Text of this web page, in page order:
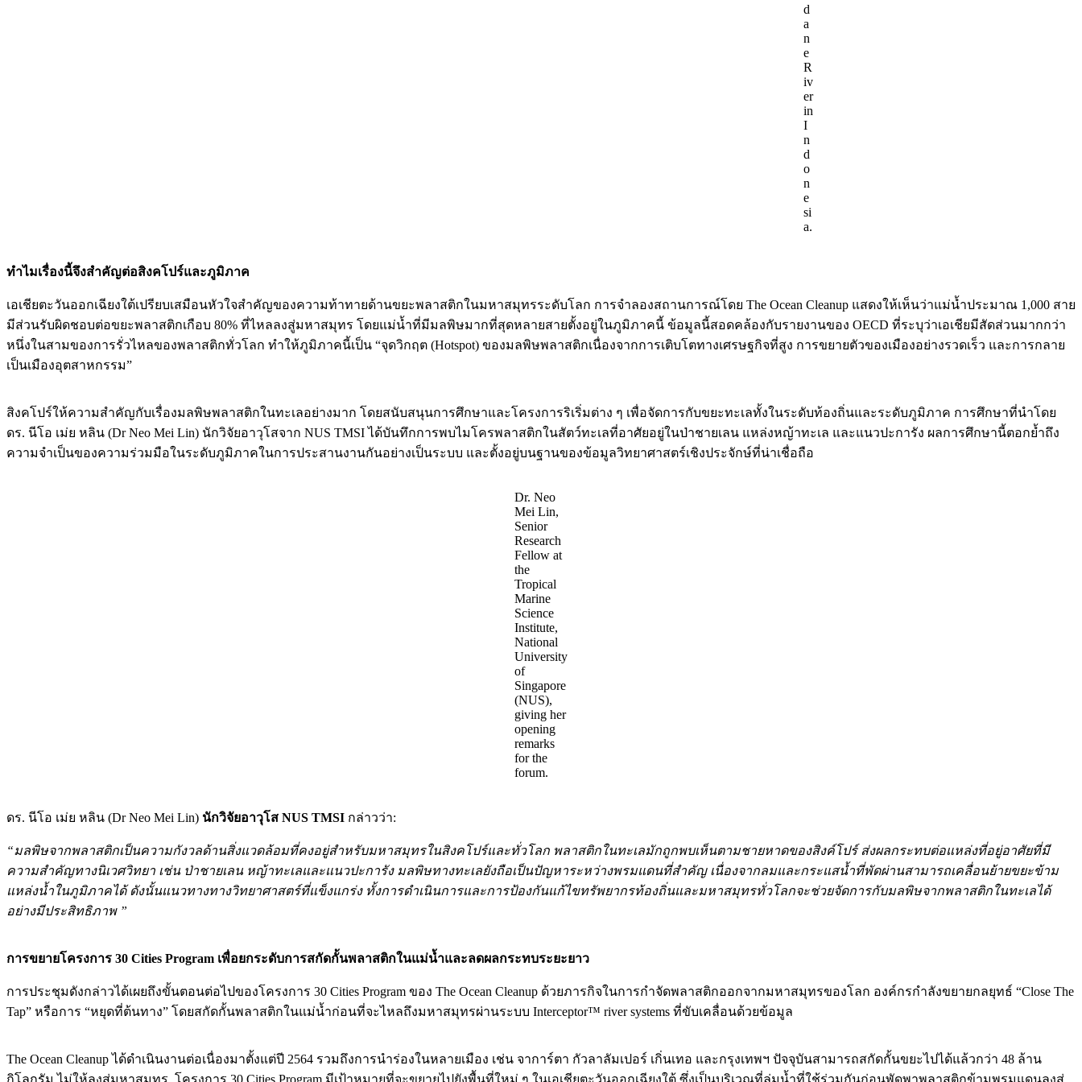
d
a
n
e
R
iv
er
in
I
n
d
o
n
e
si
a.
ทำไมเรื่องนี้จึงสำคัญต่อสิงคโปร์และภูมิภาค
เอเชียตะวันออกเฉียงใต้เปรียบเสมือนหัวใจสำคัญของความท้าทายด้านขยะพลาสติกในมหาสมุทรระดับโลก การจำลองสถานการณ์โดย The Ocean Cleanup แสดงให้เห็นว่าแม่น้ำประมาณ 1,000 สาย
มีส่วนรับผิดชอบต่อขยะพลาสติกเกือบ 80% ที่ไหลลงสู่มหาสมุทร โดยแม่น้ำที่มีมลพิษมากที่สุดหลายสายตั้งอยู่ในภูมิภาคนี้ ข้อมูลนี้สอดคล้องกับรายงานของ OECD ที่ระบุว่าเอเชียมีสัดส่วนมากกว่า
หนึ่งในสามของการรั่วไหลของพลาสติกทั่วโลก ทำให้ภูมิภาคนี้เป็น “จุดวิกฤต (Hotspot) ของมลพิษพลาสติกเนื่องจากการเติบโตทางเศรษฐกิจที่สูง การขยายตัวของเมืองอย่างรวดเร็ว และการกลาย
เป็นเมืองอุตสาหกรรม”
สิงคโปร์ให้ความสำคัญกับเรื่องมลพิษพลาสติกในทะเลอย่างมาก โดยสนับสนุนการศึกษาและโครงการริเริ่มต่าง ๆ เพื่อจัดการกับขยะทะเลทั้งในระดับท้องถิ่นและระดับภูมิภาค การศึกษาที่นำโดย
ดร. นีโอ เม่ย หลิน (Dr Neo Mei Lin) นักวิจัยอาวุโสจาก NUS TMSI ได้บันทึกการพบไมโครพลาสติกในสัตว์ทะเลที่อาศัยอยู่ในป่าชายเลน แหล่งหญ้าทะเล และแนวปะการัง ผลการศึกษานี้ตอกย้ำถึง
ความจำเป็นของความร่วมมือในระดับภูมิภาคในการประสานงานกันอย่างเป็นระบบ และตั้งอยู่บนฐานของข้อมูลวิทยาศาสตร์เชิงประจักษ์ที่น่าเชื่อถือ
Dr. Neo
Mei Lin,
Senior
Research
Fellow at
the
Tropical
Marine
Science
Institute,
National
University
of
Singapore
(NUS),
giving her
opening
remarks
for the
forum.
ดร. นีโอ เม่ย หลิน (Dr Neo Mei Lin) นักวิจัยอาวุโส NUS TMSI กล่าวว่า:
“มลพิษจากพลาสติกเป็นความกังวลด้านสิ่งแวดล้อมที่คงอยู่สำหรับมหาสมุทรในสิงคโปร์และทั่วโลก พลาสติกในทะเลมักถูกพบเห็นตามชายหาดของสิงค์โปร์ ส่งผลกระทบต่อแหล่งที่อยู่อาศัยที่มี
ความสำคัญทางนิเวศวิทยา เช่น ป่าชายเลน หญ้าทะเลและแนวปะการัง มลพิษทางทะเลยังถือเป็นปัญหาระหว่างพรมแดนที่สำคัญ เนื่องจากลมและกระแสน้ำที่พัดผ่านสามารถเคลื่อนย้ายขยะข้าม
แหล่งน้ำในภูมิภาคได้ ดังนั้นแนวทางทางวิทยาศาสตร์ที่แข็งแกร่ง ทั้งการดำเนินการและการป้องกันแก้ไขทรัพยากรท้องถิ่นและมหาสมุทรทั่วโลกจะช่วยจัดการกับมลพิษจากพลาสติกในทะเลได้
อย่างมีประสิทธิภาพ ”
การขยายโครงการ 30 Cities Program เพื่อยกระดับการสกัดกั้นพลาสติกในแม่น้ำและลดผลกระทบระยะยาว
การประชุมดังกล่าวได้เผยถึงขั้นตอนต่อไปของโครงการ 30 Cities Program ของ The Ocean Cleanup ด้วยภารกิจในการกำจัดพลาสติกออกจากมหาสมุทรของโลก องค์กรกำลังขยายกลยุทธ์ “Close The
Tap” หรือการ “หยุดที่ต้นทาง” โดยสกัดกั้นพลาสติกในแม่น้ำก่อนที่จะไหลถึงมหาสมุทรผ่านระบบ Interceptor™ river systems ที่ขับเคลื่อนด้วยข้อมูล
The Ocean Cleanup ได้ดำเนินงานต่อเนื่องมาตั้งแต่ปี 2564 รวมถึงการนำร่องในหลายเมือง เช่น จาการ์ตา กัวลาลัมเปอร์ เกิ่นเทอ และกรุงเทพฯ ปัจจุบันสามารถสกัดกั้นขยะไปได้แล้วกว่า 48 ล้าน
กิโลกรัม ไม่ให้ลงสู่มหาสมุทร โครงการ 30 Cities Program มีเป้าหมายที่จะขยายไปยังพื้นที่ใหม่ ๆ ในเอเชียตะวันออกเฉียงใต้ ซึ่งเป็นบริเวณที่ลุ่มน้ำที่ใช้ร่วมกันก่อนพัดพาพลาสติกข้ามพรมแดนลงสู่